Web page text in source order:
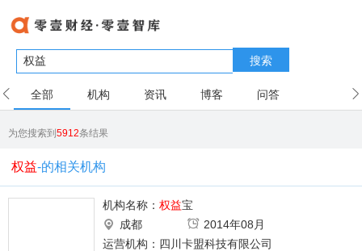
搜索
全部 机构 资讯 博客 问答
为您搜索到5912条结果
权益-的相关机构
机构名称： 权益宝
成都
2014年08月
运营机构：四川卡盟科技有限公司